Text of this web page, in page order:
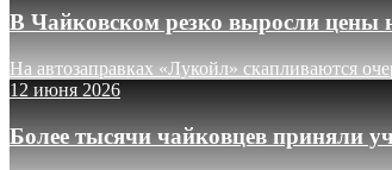
В Чайковском резко выросли цены
На автозаправках «Лукойл» скапливаются
12 июня 2026
Более тысячи чайковцев приняли